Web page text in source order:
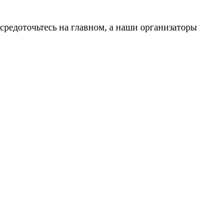
на главном, а наши организаторы